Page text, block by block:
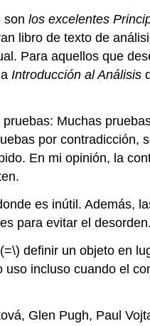
son los excelentes
libro de texto de
Para aquellos que
Introducción al Análisis
Muchas
por
En mi opinión, la
es inútil. Además,
para evitar el desorden.
definir un objeto en
incluso cuando el
Glen Pugh, Paul